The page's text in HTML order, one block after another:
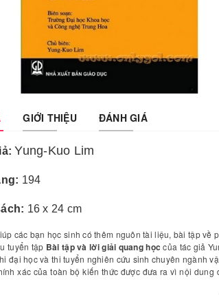
GIỚI THIỆU ĐÁNH GIÁ
Yung-Kuo Lim
194
16 x 24 cm
các bạn học sinh có thêm nguôn tài liệu, bài tập về
tuyển tập Bài tập và lời giải quang học của tác giả
đại học và thi tuyển nghiên cứu sinh chuyên ngành
xác của toàn bộ kiến thức được đưa ra vì nội